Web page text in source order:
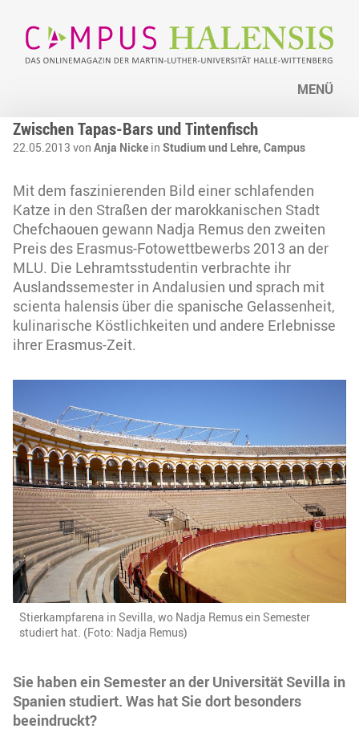
MENÜ
Zwischen Tapas-Bars und Tintenfisch
22.05.2013 von Anja Nicke in Studium und Lehre, Campus
Mit dem faszinierenden Bild einer schlafenden
Katze in den Straßen der marokkanischen Stadt
Chefchaouen gewann Nadja Remus den zweiten
Preis des Erasmus-Fotowettbewerbs 2013 an der
MLU. Die Lehramtsstudentin verbrachte ihr
Auslandssemester in Andalusien und sprach mit
scienta halensis über die spanische Gelassenheit,
kulinarische Köstlichkeiten und andere Erlebnisse
ihrer Erasmus-Zeit.
Stierkampfarena in Sevilla, wo Nadja Remus ein Semester
studiert hat. (Foto: Nadja Remus)
Sie haben ein Semester an der Universität Sevilla in
Spanien studiert. Was hat Sie dort besonders
beeindruckt?